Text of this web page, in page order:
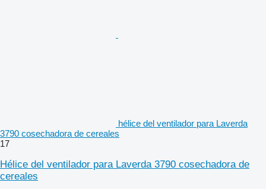
hélice del ventilador para Laverda
3790 cosechadora de cereales
17
Hélice del ventilador para Laverda 3790 cosechadora de
cereales